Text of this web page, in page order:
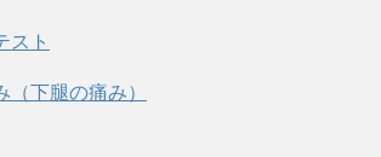
スト
下腿の痛み）